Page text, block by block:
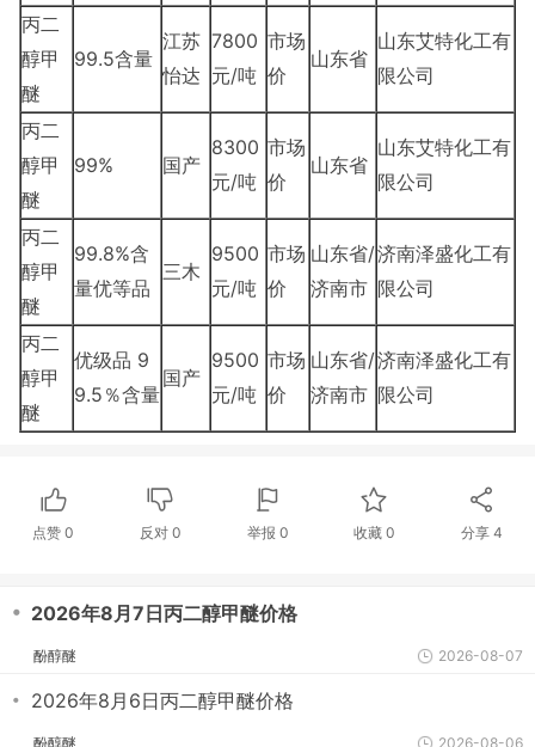
丙二
醇甲
醚
99.5含量
江苏
怡达
7800
元/吨
市场
价
山东省
山东艾特化工有
限公司
丙二
醇甲
醚
99% 国产
8300
元/吨
市场
价
山东省
山东艾特化工有
限公司
丙二
醇甲
醚
99.8%含
量优等品
三木
9500
元/吨
市场
价
山东省/
济南市
济南泽盛化工有
限公司
丙二
醇甲
醚
优级品 9
9.5％含量
国产
9500
元/吨
市场
价
山东省/
济南市
济南泽盛化工有
限公司
点赞0 反对 0 举报 0 收藏 0 分享 4
・ 2026年8月7日丙二醇甲醚价格
酚醇醚 2026-08-07
・ 2026年8月6日丙二醇甲醚价格
酚醇醚 2026-08-06